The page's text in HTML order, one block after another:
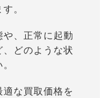
。
、正常に起動
、どのような状
な買取価格を